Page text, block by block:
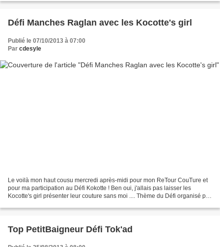
Défi Manches Raglan avec les Kocotte's girl
Publié le 07/10/2013 à 07:00
Par cdesyle
Le voilà mon haut cousu mercredi après-midi pour mon ReTour CouTure et
pour ma participation au Défi Kokotte ! Ben oui, j'allais pas laisser les
Kocotte's girl présenter leur couture sans moi .... Thème du Défi organisé par
Top PetitBaigneur Défi Tok'ad